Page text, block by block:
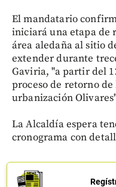
El mandatario
iniciará una etapa
área aledaña al sitio
extender durante
Gaviria, "a partir del
proceso de retorno de
urbanización
La Alcaldía espera
cronograma con